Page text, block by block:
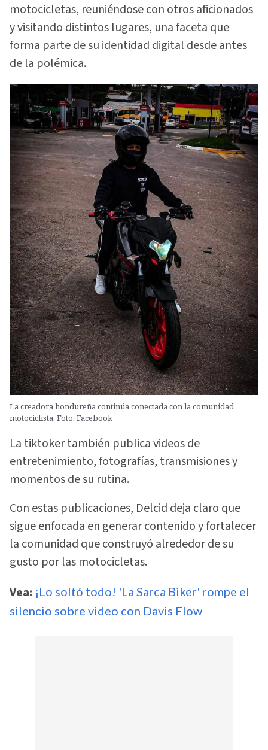
motocicletas, reuniéndose con otros aficionados
y visitando distintos lugares, una faceta que
forma parte de su identidad digital desde antes
de la polémica.
La creadora hondureña continúa conectada con la comunidad
motociclista. Foto: Facebook
La tiktoker también publica videos de
entretenimiento, fotografías, transmisiones y
momentos de su rutina.
Con estas publicaciones, Delcid deja claro que
sigue enfocada en generar contenido y fortalecer
la comunidad que construyó alrededor de su
gusto por las motocicletas.
Vea: ¡Lo soltó todo! 'La Sarca Biker' rompe el
silencio sobre video con Davis Flow